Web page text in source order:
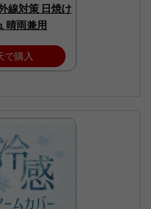
線対策 日焼け
晴雨兼用
で購入